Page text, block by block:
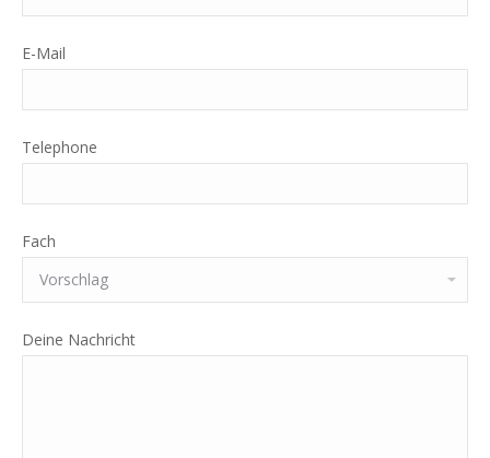
E-Mail
Telephone
Fach
Deine Nachricht